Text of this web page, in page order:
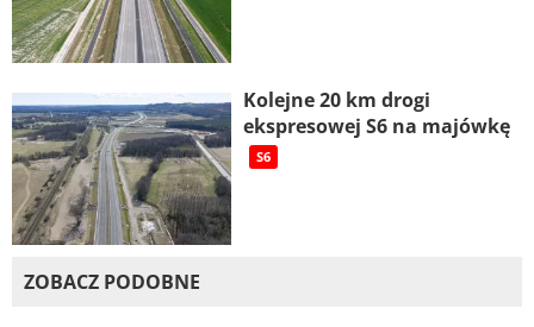
Kolejne 20 km drogi
ekspresowej S6 na majówkę
S6
ZOBACZ PODOBNE